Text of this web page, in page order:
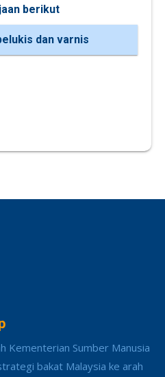
berikut
dan varnis
Kementerian Sumber Manusia
bakat Malaysia ke arah